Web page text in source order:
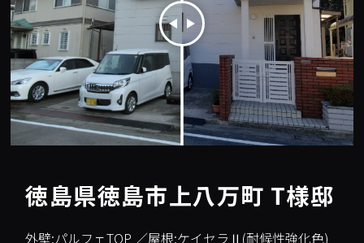
徳島県徳島市上八万町 T様邸
外壁:パルフェTOP ／屋根:ケイセラⅡ(耐候性強化色)